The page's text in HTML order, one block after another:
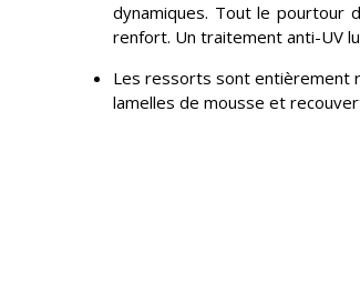
dynamiques. Tout le pourtour
renfort. Un traitement anti-UV
Les ressorts sont entièrement
lamelles de mousse et